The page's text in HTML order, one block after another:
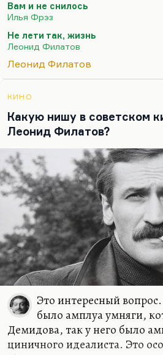
снилось», у него там роль
необязательная, и в книге
он там не нужен. А его
фильме. Хотя он играет всего
«Экипажа» со всеми теми же
театральной службой, он
с некоторым облегчением,
1997 году:«Дверь в театр для
кино я не хотел бы…
Вам и не снилось
Илья Фрэз
Не лети так, жизнь
Леонид Филатов
Леонид Филатов
КИНО
Какую нишу в советском
Леонид Филатов?
Это интересный
было амплуа умняги,
Демидова, так у него было
циничного идеалиста. Это